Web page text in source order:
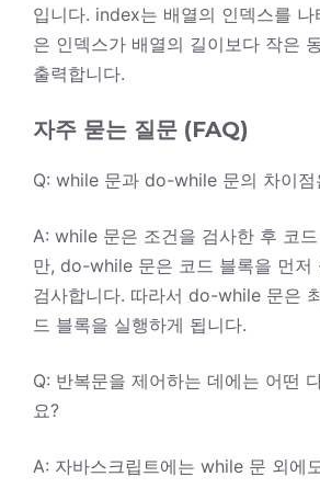
입니다. index는 배열의 인덱스를
은 인덱스가 배열의 길이보다 작은
출력합니다.
자주 묻는 질문 (FAQ)
Q: while 문과 do-while 문의 차이점
A: while 문은 조건을 검사한 후 코
만, do-while 문은 코드 블록을 먼저
검사합니다. 따라서 do-while 문은
드 블록을 실행하게 됩니다.
Q: 반복문을 제어하는 데에는 어떤
요?
A: 자바스크립트에는 while 문 외에